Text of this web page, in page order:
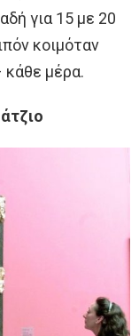
για 15 με 20
κοιμόταν
κάθε μέρα.